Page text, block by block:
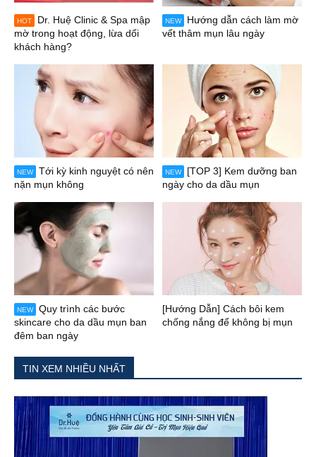
HOT
Dr. Huệ Clinic & Spa mập
mờ trong hoạt động, lừa dối
khách hàng?
NEW
Hướng dẫn cách làm mờ
vết thâm mụn lâu ngày
NEW
Tới kỳ kinh nguyệt có nên
nặn mụn không
NEW
[TOP 3] Kem dưỡng ban
ngày cho da dầu mụn
NEW
Quy trình các bước
skincare cho da dầu mụn ban
đêm ban ngày
[Hướng Dẫn] Cách bôi kem
chống nắng để không bị mụn
TIN XEM NHIỀU NHẤT